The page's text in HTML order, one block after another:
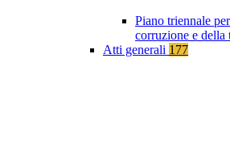
Piano triennale
corruzione e della
Atti generali 177